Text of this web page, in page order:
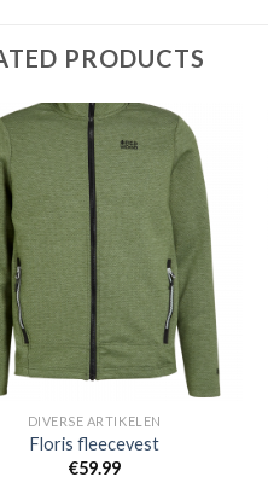
PRODUCTS
Toevoegen
verlanglijst
DIVERSE ARTIKELEN
Floris fleecevest
€59.99